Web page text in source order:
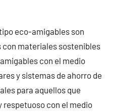
eco-amigables son
materiales sostenibles
con el medio
y sistemas de ahorro de
para aquellos que
respetuoso con el medio